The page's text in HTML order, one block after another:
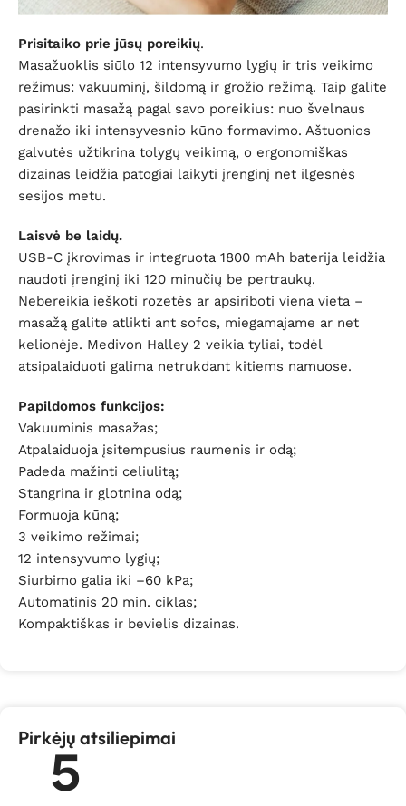
Prisitaiko prie jūsų poreikių.
Masažuoklis siūlo 12 intensyvumo lygių ir tris veikimo
režimus: vakuuminį, šildomą ir grožio režimą. Taip galite
pasirinkti masažą pagal savo poreikius: nuo švelnaus
drenažo iki intensyvesnio kūno formavimo. Aštuonios
galvutės užtikrina tolygų veikimą, o ergonomiškas
dizainas leidžia patogiai laikyti įrenginį net ilgesnės
sesijos metu.
Laisvė be laidų.
USB-C įkrovimas ir integruota 1800 mAh baterija leidžia
naudoti įrenginį iki 120 minučių be pertraukų.
Nebereikia ieškoti rozetės ar apsiriboti viena vieta –
masažą galite atlikti ant sofos, miegamajame ar net
kelionėje. Medivon Halley 2 veikia tyliai, todėl
atsipalaiduoti galima netrukdant kitiems namuose.
Papildomos funkcijos:
Vakuuminis masažas;
Atpalaiduoja įsitempusius raumenis ir odą;
Padeda mažinti celiulitą;
Stangrina ir glotnina odą;
Formuoja kūną;
3 veikimo režimai;
12 intensyvumo lygių;
Siurbimo galia iki –60 kPa;
Automatinis 20 min. ciklas;
Kompaktiškas ir bevielis dizainas.
Pirkėjų atsiliepimai
5